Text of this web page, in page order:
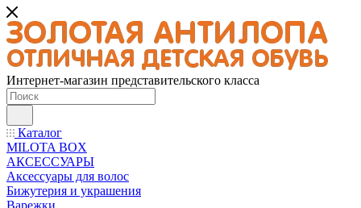
Интернет-магазин представительского класса
Каталог
MILOTA BOX
АКСЕССУАРЫ
Аксессуары для волос
Бижутерия и украшения
Варежки